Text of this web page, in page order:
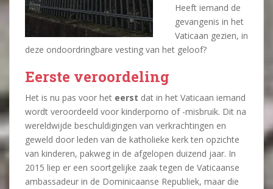
Heeft iemand de
gevangenis in het
Vaticaan gezien, in
deze ondoordringbare vesting van het geloof?
Eerste veroordeling
Het is nu pas voor het eerst dat in het Vaticaan iemand
wordt veroordeeld voor kinderporno of -misbruik. Dit na
wereldwijde beschuldigingen van verkrachtingen en
geweld door leden van de katholieke kerk ten opzichte
van kinderen, pakweg in de afgelopen duizend jaar. In
2015 liep er een soortgelijke zaak tegen de Vaticaanse
ambassadeur in de Dominicaanse Republiek, maar die